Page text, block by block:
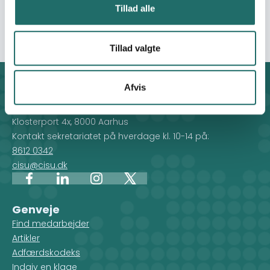
Tillad alle
Tillad valgte
Afvis
capacity and a solid foundation for long-term self-
CISU - Civilsamfund i Udvikling
Klosterport 4x, 8000 Aarhus
Kontakt sekretariatet på hverdage kl. 10-14 på:
8612 0342
cisu@cisu.dk
FacebookLinkedInInstagram
X
Genveje
Find medarbejder
Artikler
Adfærdskodeks
Indgiv en klage